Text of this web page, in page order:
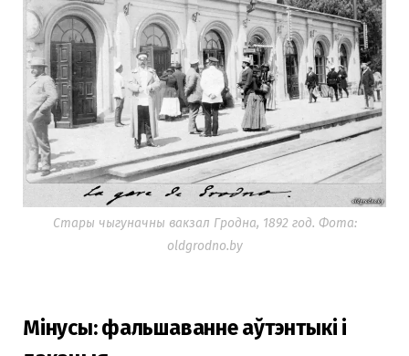
Стары чыгуначны вакзал Гродна, 1892 год. Фота:
oldgrodno.by
Мінусы: фальшаванне аўтэнтыкі і